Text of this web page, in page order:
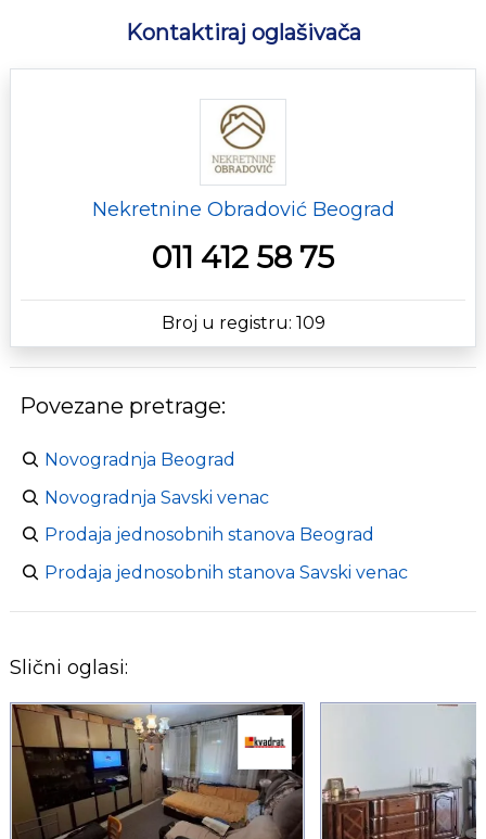
Kontaktiraj oglašivača
Nekretnine Obradović Beograd
011 412 58 75
Broj u registru: 109
Povezane pretrage:
Novogradnja Beograd
Novogradnja Savski venac
Prodaja jednosobnih stanova Beograd
Prodaja jednosobnih stanova Savski venac
Slični oglasi: